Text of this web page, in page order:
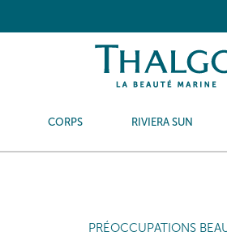
CORPS RIVIERA SUN
PRÉOCCUPATIONS